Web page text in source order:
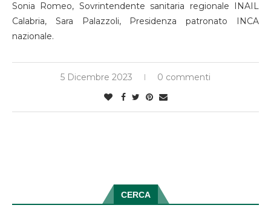
Sonia Romeo, Sovrintendente sanitaria regionale INAIL
Calabria, Sara Palazzoli, Presidenza patronato INCA
nazionale.
5 Dicembre 2023 0 commenti
CERCA